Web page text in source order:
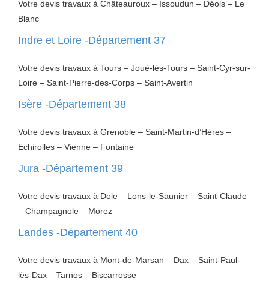
Votre devis travaux à Châteauroux – Issoudun – Déols – Le
Blanc
Indre et Loire -Département 37
Votre devis travaux à Tours – Joué-lès-Tours – Saint-Cyr-sur-
Loire – Saint-Pierre-des-Corps – Saint-Avertin
Isère -Département 38
Votre devis travaux à Grenoble – Saint-Martin-d’Hères –
Echirolles – Vienne – Fontaine
Jura -Département 39
Votre devis travaux à Dole – Lons-le-Saunier – Saint-Claude
– Champagnole – Morez
Landes -Département 40
Votre devis travaux à Mont-de-Marsan – Dax – Saint-Paul-
lès-Dax – Tarnos – Biscarrosse